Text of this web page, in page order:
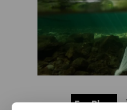
Eos Blogs